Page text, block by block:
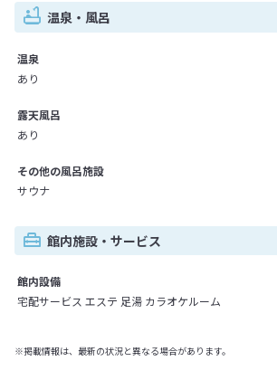
温泉・風呂
温泉
あり
露天風呂
あり
その他の風呂施設
サウナ
館内施設・サービス
館内設備
宅配サービス エステ 足湯 カラオケルーム
※掲載情報は、最新の状況と異なる場合があります。